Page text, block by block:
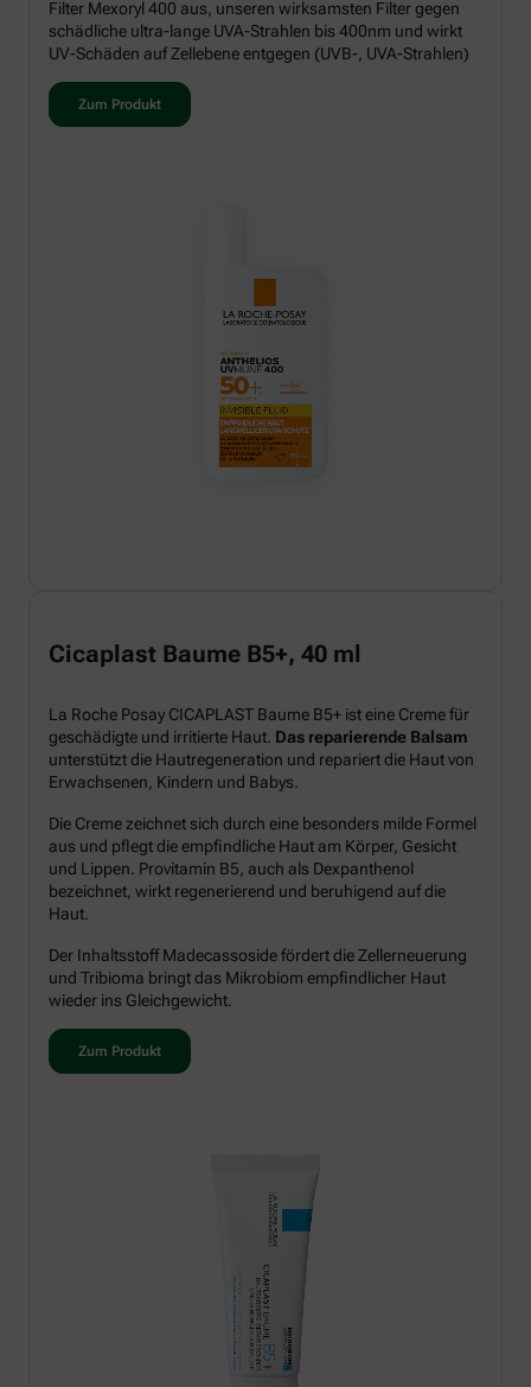
Filter Mexoryl 400 aus, unseren wirksamsten Filter gegen
schädliche ultra-lange UVA-Strahlen bis 400nm und wirkt
UV-Schäden auf Zellebene entgegen (UVB-, UVA-Strahlen)
Zum Produkt
Cicaplast Baume B5+, 40 ml
La Roche Posay CICAPLAST Baume B5+ ist eine Creme für
geschädigte und irritierte Haut. Das reparierende Balsam
unterstützt die Hautregeneration und repariert die Haut von
Erwachsenen, Kindern und Babys.
Die Creme zeichnet sich durch eine besonders milde Formel
aus und pflegt die empfindliche Haut am Körper, Gesicht
und Lippen. Provitamin B5, auch als Dexpanthenol
bezeichnet, wirkt regenerierend und beruhigend auf die
Haut.
Der Inhaltsstoff Madecassoside fördert die Zellerneuerung
und Tribioma bringt das Mikrobiom empfindlicher Haut
wieder ins Gleichgewicht.
Zum Produkt